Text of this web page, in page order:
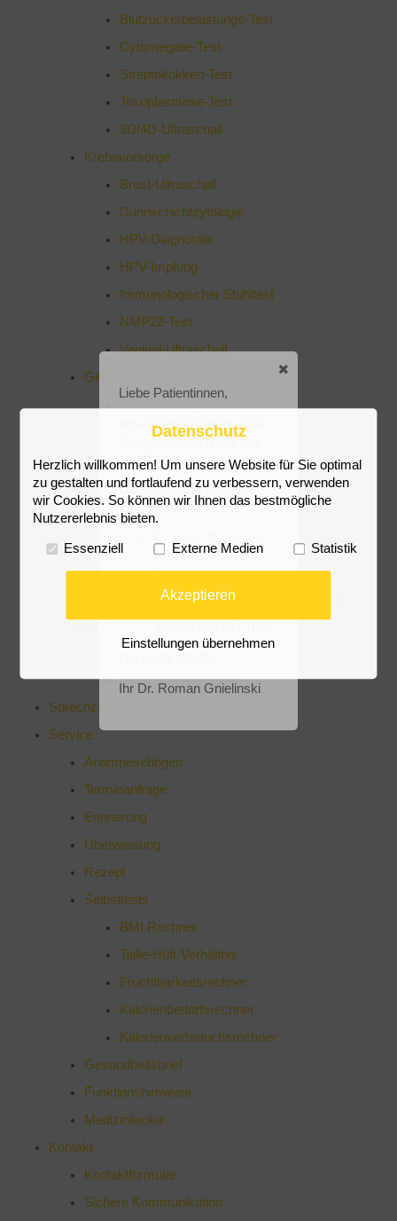
Blutzuckerbelastungs-Test
Cytomegalie-Test
Streptokokken-Test
Toxoplasmose-Test
3D/4D-Ultraschall
Krebsvorsorge
Brust-Ultraschall
Dünnschichtzytologie
HPV-Diagnostik
HPV-Impfung
Immunologischer Stuhltest
NMP22-Test
Vaginal-Ultraschall
Gesundheitsleistungen
Chlamydien-Test
Ernährungsberatung
GenDiät (Meta-Check)
Rimkus-Hormontherapie
IMT-Messung
Phytotherapie
Reisemedizinische Beratung / Impfung
Ästhetische Medizin
Faltenbehandlung
Faltenunterspritzung
Sprechzeiten
Service
Anamnesebögen
Terminanfrage
Erinnerung
Überweisung
Rezept
Selbsttests
BMI Rechner
Taille-Hüft-Verhältnis
Fruchtbarkeitsrechner
Kalorienbedarfsrechner
Kalorienverbrauchsrechner
Gesundheitsbrief
Funktionshinweise
Medizinlexika
Kontakt
Kontaktformular
Sichere Kommunikation
Datenschutz
Herzlich willkommen! Um unsere Website für Sie optimal
zu gestalten und fortlaufend zu verbessern, verwenden
wir Cookies. So können wir Ihnen das bestmögliche
Nutzererlebnis bieten.
Essenziell Externe Medien Statistik
Akzeptieren
Einstellungen übernehmen
Liebe Patientinnen,
unsere Praxis bleibt in der
10.08.2026geschlossen
Die Vertretung in dieser
Zeit übernimmt
Kox,
Telegrafenstraße 24
in 42929
Ihr Dr. Roman Gnielinski